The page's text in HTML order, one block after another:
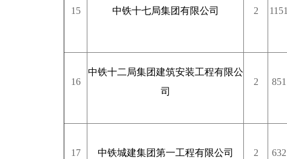
15 中铁十七局集团有限公司 2 1151
16
中铁十二局集团建筑安装工程有限公
司
2 851
17 中铁城建集团第一工程有限公司 2 632